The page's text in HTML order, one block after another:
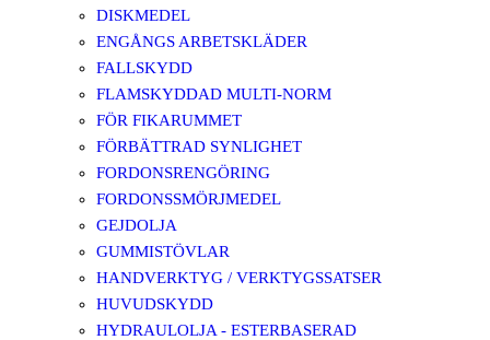
DISKMEDEL
ENGÅNGS ARBETSKLÄDER
FALLSKYDD
FLAMSKYDDAD MULTI-NORM
FÖR FIKARUMMET
FÖRBÄTTRAD SYNLIGHET
FORDONSRENGÖRING
FORDONSSMÖRJMEDEL
GEJDOLJA
GUMMISTÖVLAR
HANDVERKTYG / VERKTYGSSATSER
HUVUDSKYDD
HYDRAULOLJA - ESTERBASERAD